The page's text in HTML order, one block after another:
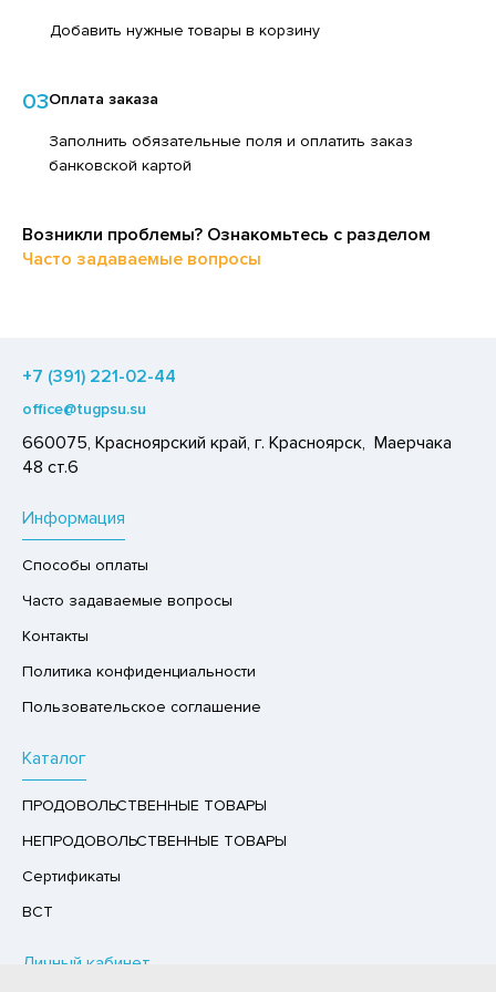
БЫСТРОГО ПРИГОТОВЛЕНИЯ
БЫСТРОГО ПРИГОТОВЛЕНИЯ
ГАЗИРОВАННЫЕ НАПИТКИ
СОДА
ПРОДУКТ
ШОКОЛАДНЫЕ БАТОНЧИКИ,
ДЛЯ УХОДА ЗА ТЕЛОМ
ЛИЧНОЙ ГИГИЕНЫ
МОЮЩИЕ,ЧИСТЯЩИЕ
ПРИНАДЛЕЖНОСТИ
Добавить нужные товары в корзину
03Оплата заказа
Заполнить обязательные поля и оплатить заказ
банковской картой
Возникли проблемы? Ознакомьтесь с разделом
Часто задаваемые вопросы
Информация
Способы оплаты
Часто задаваемые вопросы
Контакты
Политика конфиденциальности
Пользовательское соглашение
Каталог
ПРОДОВОЛЬСТВЕННЫЕ ТОВАРЫ
НЕПРОДОВОЛЬСТВЕННЫЕ ТОВАРЫ
Сертификаты
ВСТ
Личный кабинет
+7 (391) 221-02-44
office@tugpsu.su
660075, Красноярский край, г. Красноярск, Маерчака
48 ст.6